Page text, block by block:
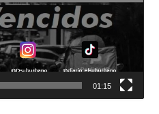
01:15